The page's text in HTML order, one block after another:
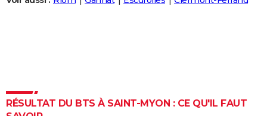
Carte de Noël
Carte Bonne année
Carte Saint-Valentin
Carte Pâques
Carte d'anniversaire
RÉSULTAT DU BTS À SAINT-MYON : CE QU'IL FAUT